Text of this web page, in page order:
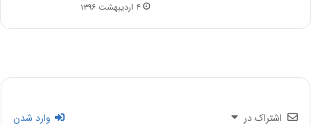
۴ اردیبهشت ۱۳۹۶
اشتراک در وارد شدن